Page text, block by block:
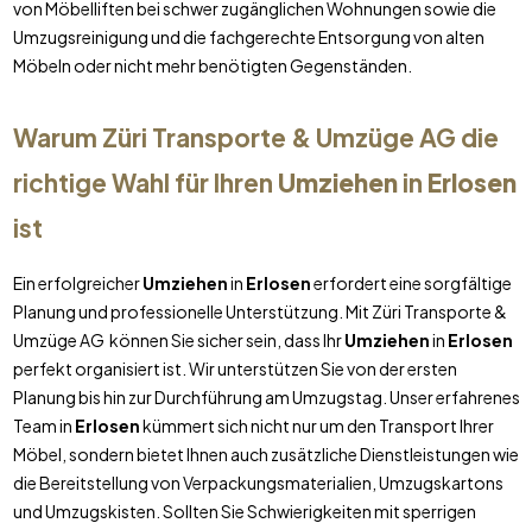
von Möbelliften bei schwer zugänglichen Wohnungen sowie die
Umzugsreinigung und die fachgerechte Entsorgung von alten
Möbeln oder nicht mehr benötigten Gegenständen.
Warum Züri Transporte & Umzüge AG die
richtige Wahl für Ihren Umziehenin Erlosen
ist
Ein erfolgreicherUmziehenin Erlosenerfordert eine sorgfältige
Planung und professionelle Unterstützung. Mit Züri Transporte &
Umzüge AG können Sie sicher sein, dass IhrUmziehenin Erlosen
perfekt organisiert ist. Wir unterstützen Sie von der ersten
Planung bis hin zur Durchführung am Umzugstag. Unser erfahrenes
Team in Erlosenkümmert sich nicht nur um den Transport Ihrer
Möbel, sondern bietet Ihnen auch zusätzliche Dienstleistungen wie
die Bereitstellung von Verpackungsmaterialien, Umzugskartons
und Umzugskisten. Sollten Sie Schwierigkeiten mit sperrigen